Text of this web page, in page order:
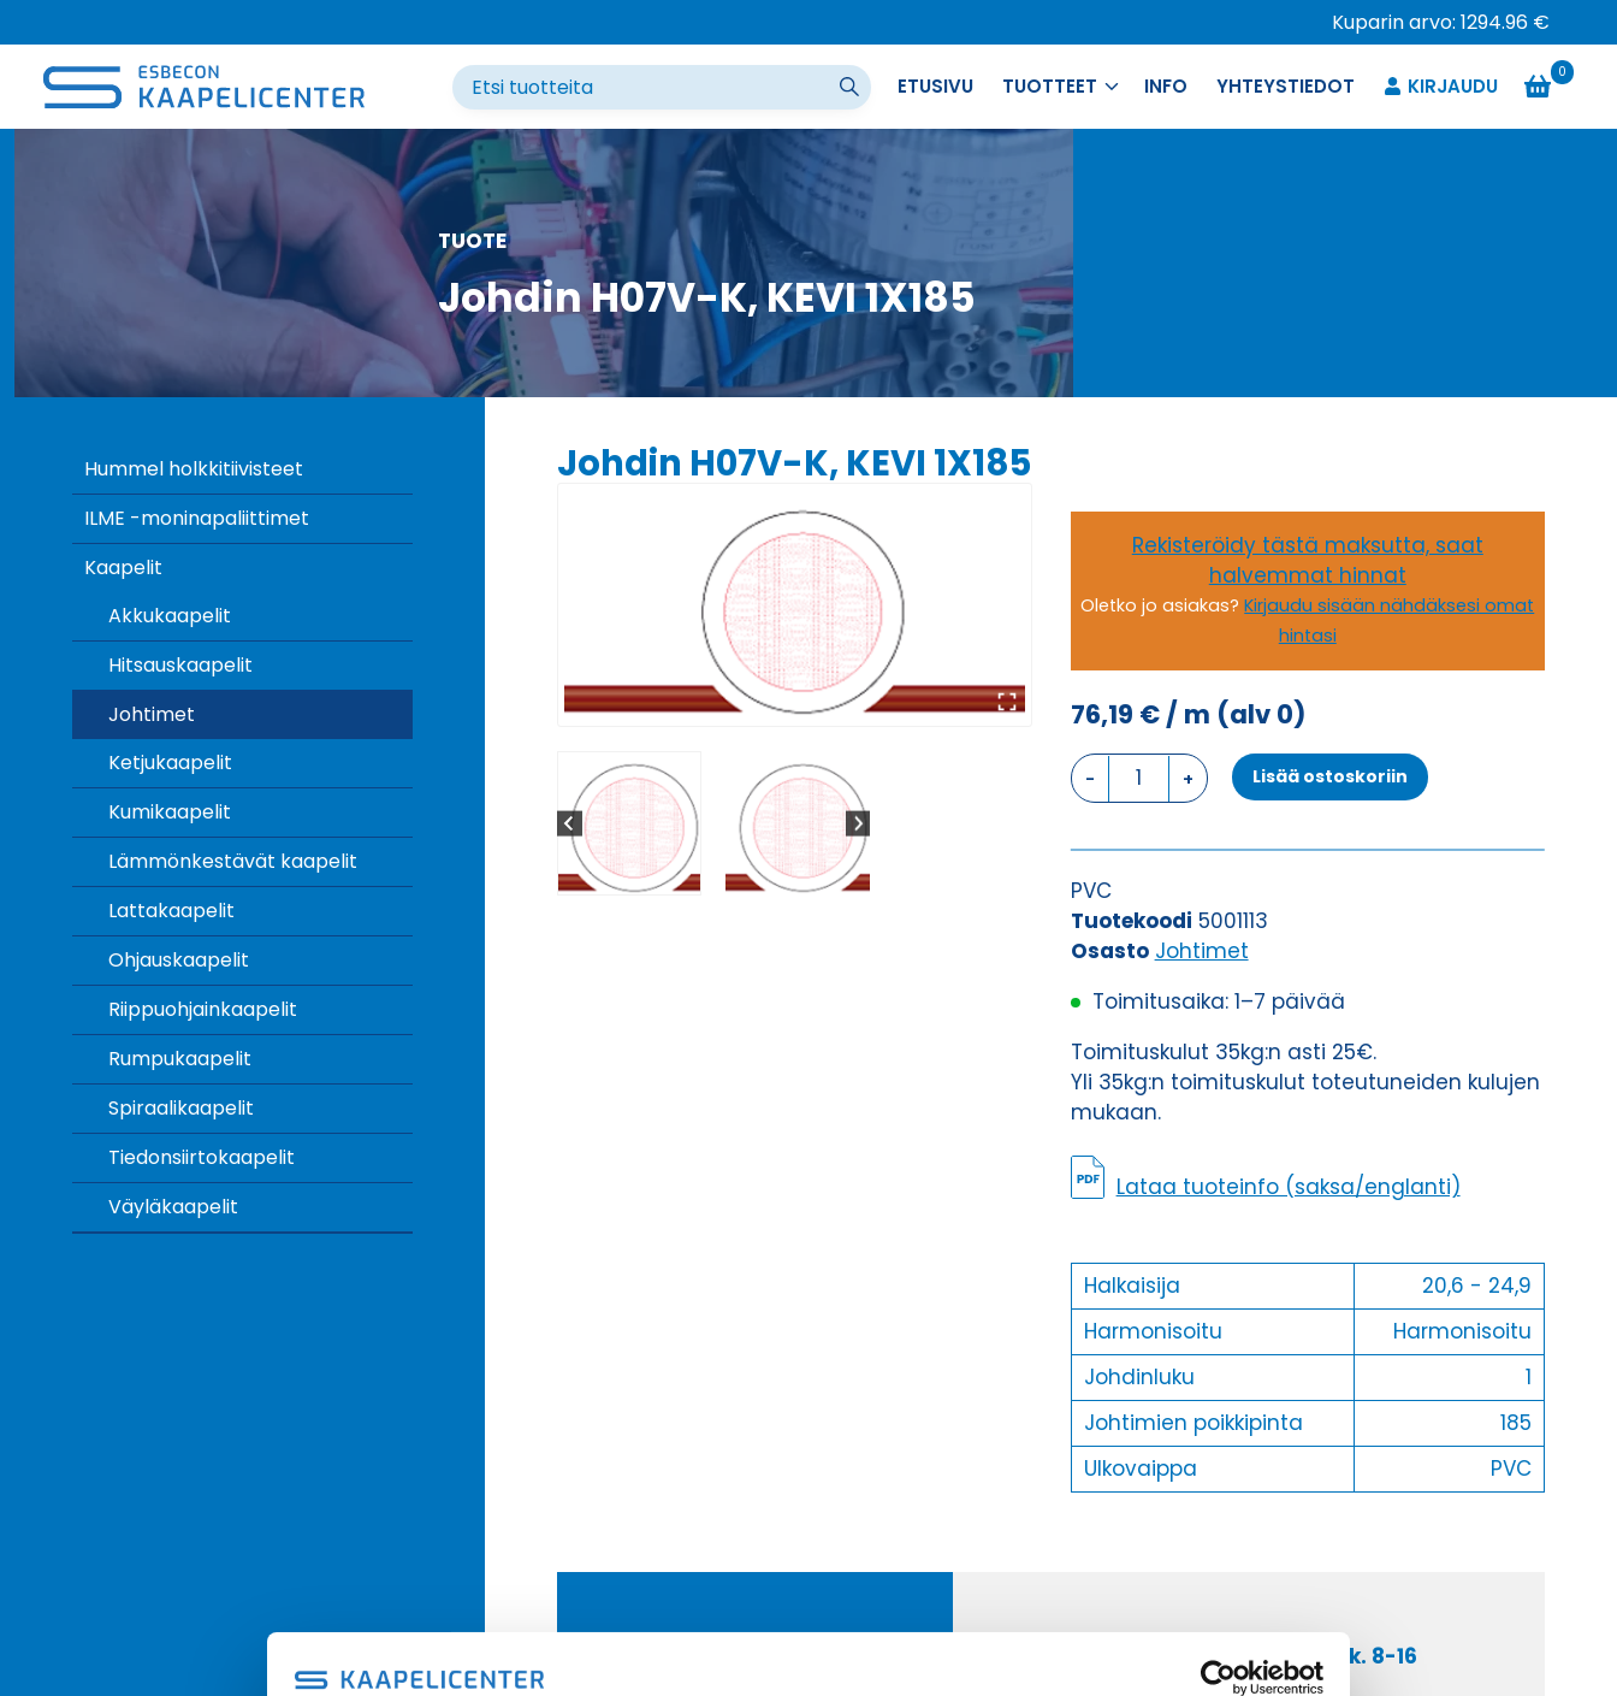
sisältöön
Kuparin arvo: 1294.96 €
ETUSIVU TUOTTEET INFO YHTEYSTIEDOT KIRJAUDU
0
TUOTE
Johdin H07V-K, KEVI 1X185
Hummel holkkitiivisteet
ILME -moninapaliittimet
Kaapelit
Akkukaapelit
Hitsauskaapelit
Johtimet
Ketjukaapelit
Kumikaapelit
Lämmönkestävät kaapelit
Lattakaapelit
Ohjauskaapelit
Riippuohjainkaapelit
Rumpukaapelit
Spiraalikaapelit
Tiedonsiirtokaapelit
Väyläkaapelit
Johdin H07V-K, KEVI 1X185
Rekisteröidy tästä maksutta, saat
halvemmat hinnat
Oletko jo asiakas?Kirjaudu sisään nähdäksesi omat
hintasi
76,19 €/ m (alv 0)
Johdin
H07V-
KEVI
määrä
Lisää ostoskoriin
PVC
Tuotekoodi 5001113
Osasto Johtimet
Toimitusaika: 1–7 päivää
Toimituskulut 35kg:n asti 25€.
Yli 35kg:n toimituskulut toteutuneiden kulujen
mukaan.
Lataa tuoteinfo (saksa/englanti)
Halkaisija
20,6 - 24,9
Harmonisoitu
Harmonisoitu
Johdinluku
1
Johtimien poikkipinta
185
Ulkovaippa
PVC
Soita asiakaspalveluumme ark. 8-16